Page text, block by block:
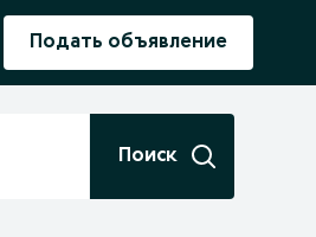
Подать объявление
Поиск